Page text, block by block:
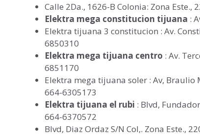
Calle 2Da., 1626-B Colonia: Zona
Elektra mega constitucion tijuana :
Elektra tijuana 3 constitucion : Av.
6850310
Elektra mega tijuana centro : Av.
6851170
Elektra mega tijuana soler : Av,
664-6305173
Elektra tijuana el rubi : Blvd,
664-6370572
Blvd, Diaz Ordaz S/N Col,. Zona Este.,